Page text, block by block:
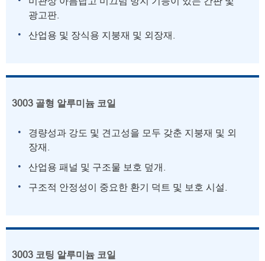
광고판.
산업용 및 장식용 지붕재 및 외장재.
3003 골형 알루미늄 코일
경량성과 강도 및 견고성을 모두 갖춘 지붕재 및 외
장재.
산업용 패널 및 구조물 보호 덮개.
구조적 안정성이 중요한 환기 덕트 및 보호 시설.
3003 코팅 알루미늄 코일